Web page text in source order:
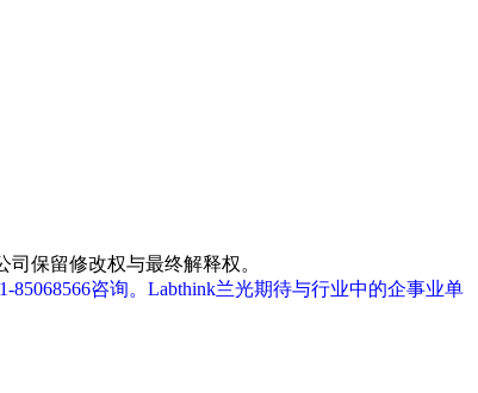
保留修改权与最终解释权。
咨询。Labthink兰光期待与行业中的企事业单